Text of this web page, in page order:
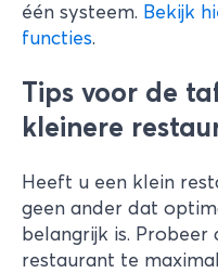
één systeem. Bekijk
functies.
Tips voor de
kleinere
Heeft u een klein
geen ander dat
belangrijk is.
restaurant te